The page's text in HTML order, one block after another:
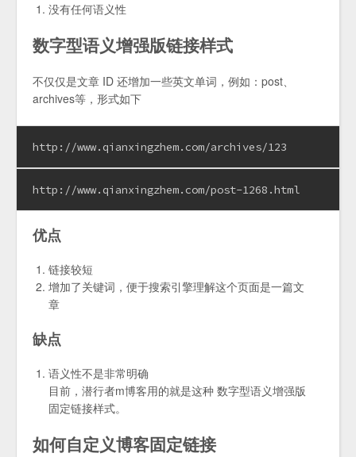
没有任何语义性
数字型语义增强版链接样式
不仅仅是文章 ID 还增加一些英文单词，例如：post、
archives等，形式如下
http://www.qianxingzhem.com/archives/123
http://www.qianxingzhem.com/post-1268.html
优点
链接较短
增加了关键词，便于搜索引擎理解这个页面是一篇文
章
缺点
语义性不是非常明确
目前，潜行者m博客用的就是这种 数字型语义增强版
固定链接样式。
如何自定义博客固定链接